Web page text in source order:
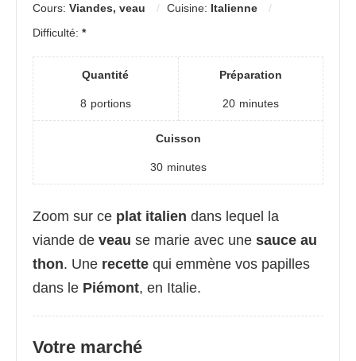
Cours: Viandes, veau Cuisine: Italienne
Difficulté: *
Quantité
8 portions
Préparation
20 minutes
Cuisson
30 minutes
Zoom sur ce plat italien dans lequel la
viande de veau se marie avec une sauce au
thon. Une recette qui emmène vos papilles
dans le Piémont, en Italie.
Votre marché